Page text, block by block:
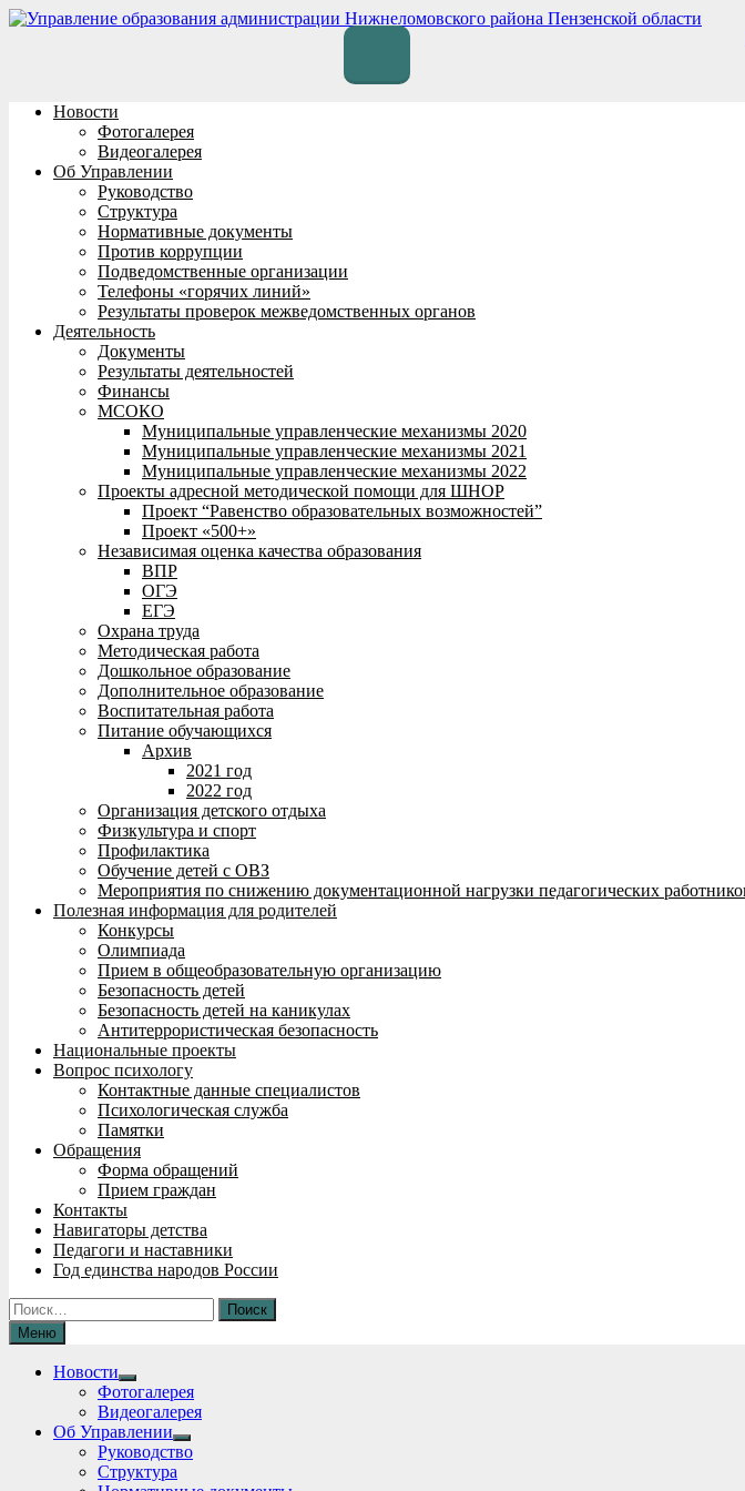
Перейти
Новости
Фотогалерея
Видеогалерея
Об Управлении
Руководство
Структура
Нормативные документы
Против коррупции
Подведомственные организации
Телефоны «горячих линий»
Результаты проверок межведомственных органов
Деятельность
Документы
Результаты деятельностей
Финансы
МСОКО
Муниципальные управленческие механизмы 2020
Муниципальные управленческие механизмы 2021
Муниципальные управленческие механизмы 2022
Проекты адресной методической помощи для ШНОР
Проект “Равенство образовательных возможностей”
Проект «500+»
Независимая оценка качества образования
ВПР
ОГЭ
ЕГЭ
Охрана труда
Методическая работа
Дошкольное образование
Дополнительное образование
Воспитательная работа
Питание обучающихся
Архив
2021 год
2022 год
Организация детского отдыха
Физкультура и спорт
Профилактика
Обучение детей с ОВЗ
Мероприятия по снижению документационной нагрузки педагогических
Полезная информация для родителей
Конкурсы
Олимпиада
Прием в общеобразовательную организацию
Безопасность детей
Безопасность детей на каникулах
Антитеррористическая безопасность
Национальные проекты
Вопрос психологу
Контактные данные специалистов
Психологическая служба
Памятки
Обращения
Форма обращений
Прием граждан
Контакты
Навигаторы детства
Педагоги и наставники
Год единства народов России
Найти:
Меню
Новости
Show
sub
menu
Фотогалерея
Видеогалерея
Об Управлении
Show
sub
Руководство
Структура